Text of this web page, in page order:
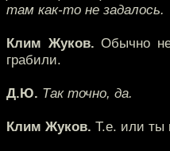
там как-то не задалось.
Клим Жуков. Обычно
грабили.
Д.Ю. Так точно, да.
Клим Жуков. Т.е. или ты